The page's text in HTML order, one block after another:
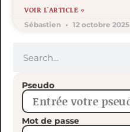
VOIR L'ARTICLE »
Sébastien 12 octobre 2025
Pseudo
Mot de passe